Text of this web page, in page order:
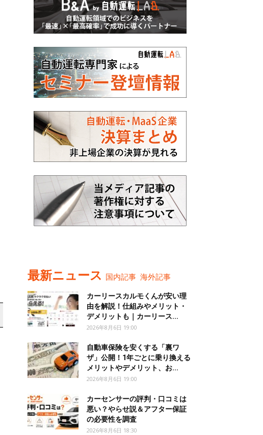
最新ニュース 国内記事 海外記事
カーリースカルモくんが安い理
由を解説！仕組みやメリット・
デメリットも｜カーリース...
2026年8月6日 19:00
自動車保険を安くする「裏ワ
ザ」公開！1年ごとに乗り換える
メリットやデメリット、お...
2026年8月6日 19:00
カーセンサーの評判・口コミは
悪い？やらせ説＆アフター保証
の必要性を調査
2026年8月6日 18:30